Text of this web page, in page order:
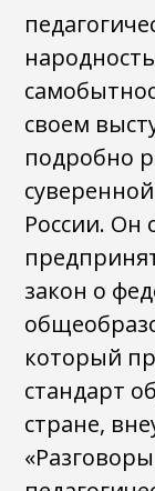
своем
подробно
России. Он
закон о
который
стандарт
стране,